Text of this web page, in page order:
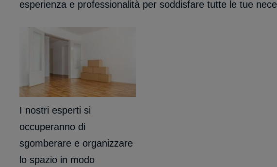
esperienza e professionalità per soddisfare tutte le tue
I nostri esperti si
occuperanno di
sgomberare e organizzare
lo spazio in modo